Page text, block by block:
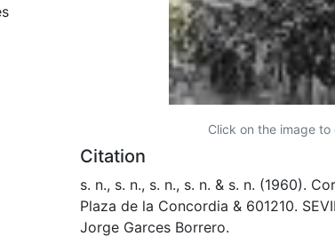
Click on the image
Citation
s. n., s. n., s. n., s. n. & s. n. (1960).
Plaza de la Concordia & 601210.
Jorge Garces Borrero.